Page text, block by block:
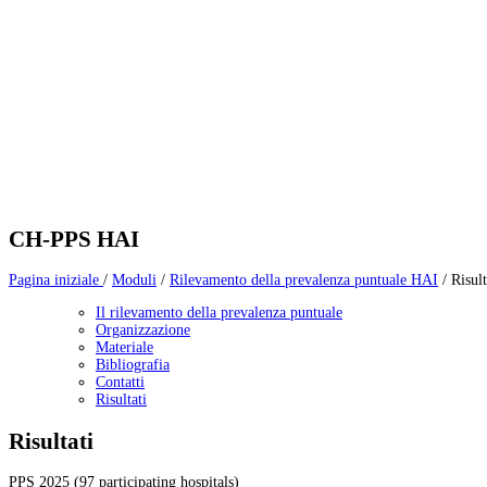
CH-PPS HAI
Pagina iniziale / Moduli / Rilevamento della prevalenza puntuale HAI /
Il rilevamento della prevalenza puntuale
Organizzazione
Materiale
Bibliografia
Contatti
Risultati
Risultati
PPS 2025 (97 participating hospitals)